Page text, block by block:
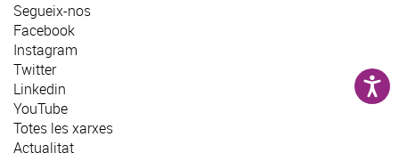
Segueix-nos
Facebook
Instagram
Twitter
Linkedin
YouTube
Totes les xarxes
Actualitat